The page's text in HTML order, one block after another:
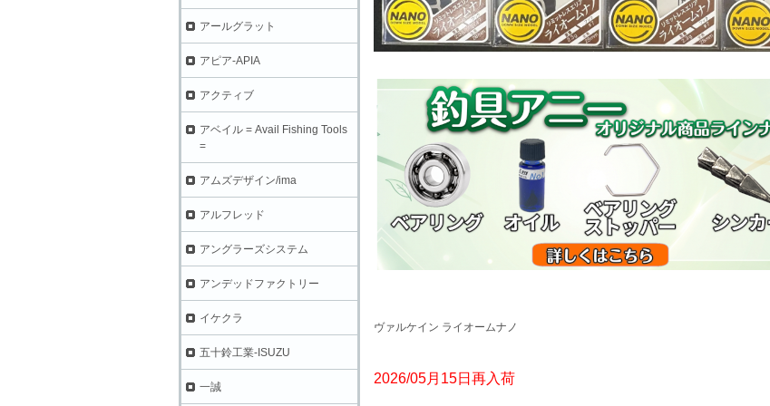
ヴァルケイン ライオームナノ
2026/05月15日再入荷
アールグラット
アピア-APIA
アクティブ
アベイル = Avail Fishing Tools
=
アムズデザイン/ima
アルフレッド
アングラーズシステム
アンデッドファクトリー
イケクラ
五十鈴工業-ISUZU
一誠